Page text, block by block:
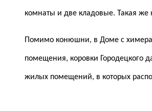
комнаты и две кладовые. Такая же
Помимо конюшни, в Доме с
помещения, коровки Городецкого
жилых помещений, в которых